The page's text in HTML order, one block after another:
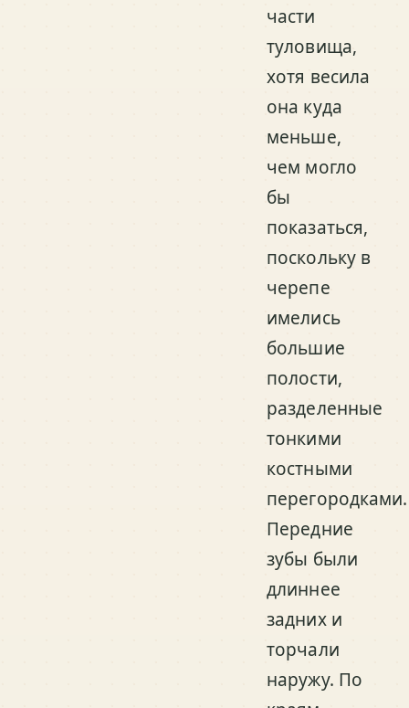
части
туловища,
хотя весила
она куда
меньше,
чем могло
бы
показаться,
поскольку в
черепе
имелись
большие
полости,
разделенные
тонкими
костными
перегородками.
Передние
зубы были
длиннее
задних и
торчали
наружу. По